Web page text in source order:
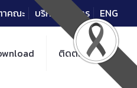
าคณะ บริการวิชาการ ENG
ติดต่อ